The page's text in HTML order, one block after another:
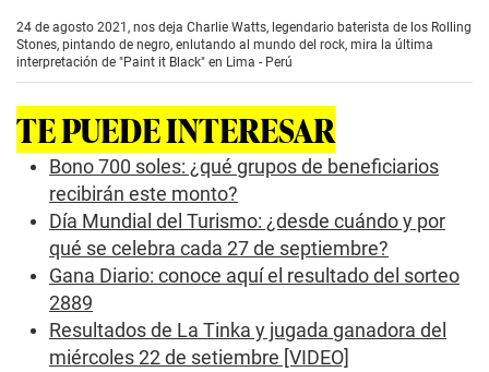
e
c
o
s
o
24 de agosto 2021, nos deja Charlie Watts, legendario baterista de los Rolling
Stones, pintando de negro, enlutando al mundo del rock, mira la última
interpretación de "Paint it Black" en Lima - Perú
TE PUEDE INTERESAR
Bono 700 soles: ¿qué grupos de beneficiarios
recibirán este monto?
Día Mundial del Turismo: ¿desde cuándo y por
qué se celebra cada 27 de septiembre?
Gana Diario: conoce aquí el resultado del sorteo
2889
Resultados de La Tinka y jugada ganadora del
miércoles 22 de setiembre [VIDEO]